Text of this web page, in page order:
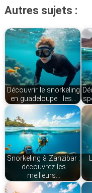
Autres sujets :
Découvrir le snorkeling
en guadeloupe : les…
Snorkeling à Zanzibar :
découvrez les
meilleurs…